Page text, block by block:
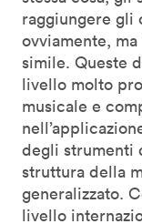
raggiungere gli
ovviamente,
simile. Queste
livello molto
musicale e
degli strumenti
struttura della
generalizzato.
livello